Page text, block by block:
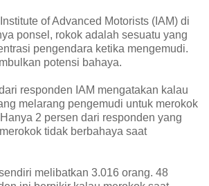
of Advanced Motorists (IAM) di
ponsel, rokok adalah sesuatu yang
pengendara ketika mengemudi.
potensi bahaya.
responden IAM mengatakan kalau
melarang pengemudi untuk merokok
2 persen dari responden yang
tidak berbahaya saat
melibatkan 3.016 orang. 48